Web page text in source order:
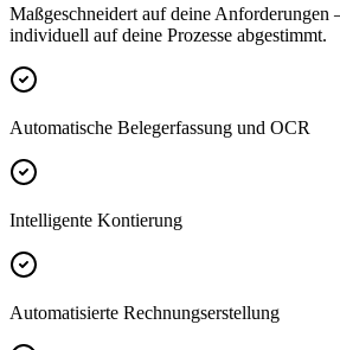
Maßgeschneidert auf deine Anforderungen
individuell auf deine Prozesse abgestimmt.
Automatische Belegerfassung und OCR
Intelligente Kontierung
Automatisierte Rechnungserstellung